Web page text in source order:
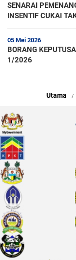
SENARAI
INSENTIF CUKAI
05 Mei 2026
BORANG
1/2026
Utama